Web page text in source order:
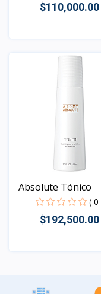
$110,000.00
Absolute Tónico
( 0
$192,500.00